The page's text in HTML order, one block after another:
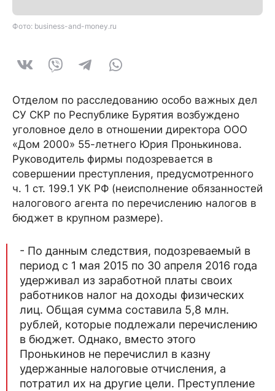
Фото: business-and-money.ru
Отделом по расследованию особо важных дел
СУ СКР по Республике Бурятия возбуждено
уголовное дело в отношении директора ООО
«Дом 2000» 55-летнего Юрия Пронькинова.
Руководитель фирмы подозревается в
совершении преступления, предусмотренного
ч. 1 ст. 199.1 УК РФ (неисполнение обязанностей
налогового агента по перечислению налогов в
бюджет в крупном размере).
- По данным следствия, подозреваемый в
период с 1 мая 2015 по 30 апреля 2016 года
удерживал из заработной платы своих
работников налог на доходы физических
лиц. Общая сумма составила 5,8 млн.
рублей, которые подлежали перечислению
в бюджет. Однако, вместо этого
Пронькинов не перечислил в казну
удержанные налоговые отчисления, а
потратил их на другие цели. Преступление